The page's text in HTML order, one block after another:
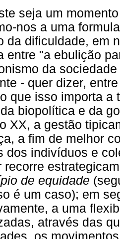
seja um
nos a uma
da dificuldade, em
entre "a ebulição
da
- quer dizer,
que isso importa a
biopolítica e da
XX, a gestão
a fim de melhor
dos indivíduos e
recorre
de equidade
é um caso); em
a uma
através das
os